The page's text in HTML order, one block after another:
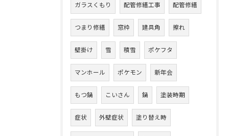
ガラスくもり 配管修繕工事 配管修繕
つまり修繕 窓枠 建具角 擦れ
壁掛け 雪 積雪 ポケフタ
マンホール ポケモン 新年会
もつ鍋 こいさん 鍋 塗装時期
症状 外壁症状 塗り替え時